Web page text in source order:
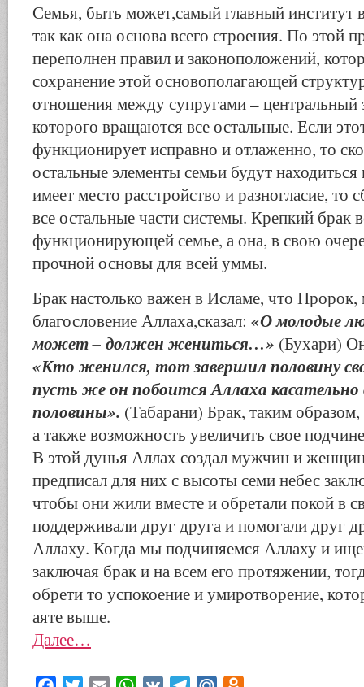
Семья, быть может,самый главный институт
так как она основа всего строения. По этой
переполнен правил и законоположений,
сохранение этой основополагающей
отношения между супругами – центральный
которого вращаются все остальные. Если
функционирует исправно и отлаженно, то
остальные элементы семьи будут
имеет место расстройство и разногласие, то
все остальные части системы. Крепкий брак
функционирующей семье, а она, в свою
прочной основы для всей уммы.
Брак настолько важен в Исламе, что
благословение Аллаха,сказал: «О молодые
может – должен жениться…» (Бухари)
«Кто женился, тот завершил половину
пусть же он побоится Аллаха
половины». (Табарани) Брак, таким
а также возможность увеличить свое
В этой дунья Аллах создал мужчин и
предписал для них с высоты семи небес
чтобы они жили вместе и обретали покой в
поддерживали друг друга и помогали друг
Аллаху. Когда мы подчиняемся Аллаху и
заключая брак и на всем его протяжении,
обрети то успокоение и умиротворение,
аяте выше.
Далее…